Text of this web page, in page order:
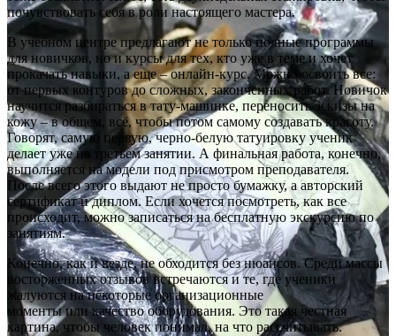
почувствовать себя в роли настоящего мастера.
В учебном центре предлагают не только полные программы
для новичков, но и курсы для тех, кто уже в теме и хочет
прокачать навыки, а еще – онлайн-курс. Можно освоить все:
от первых контуров до сложных, законченных работ. Новичок
научится разбираться в тату-машинке, переносить эскизы на
кожу – в общем, всё, чтобы потом самому создавать красоту.
Говорят, самую первую, черно-белую татуировку ученик
делает уже на третьем занятии. А финальная работа, конечно,
выполняется на модели под присмотром преподавателя.
После всего этого выдают не просто бумажку, а авторский
сертификат и диплом. Если хочется посмотреть, как все
происходит, можно записаться на бесплатную экскурсию по
занятиям.
Конечно, как и везде, не обходится без нюансов. Среди массы
восторженных отзывов встречаются и те, где ученики
жалуются на некоторые организационные
моменты или качество оборудования. Это такая честная
картина, чтобы человек понимал, на что рассчитывать.